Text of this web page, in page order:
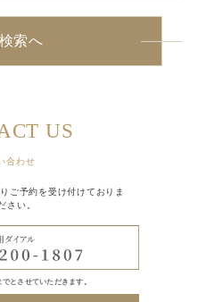
索へ
US
合わせ
ご予約を受け付けておりま
さい。
とさせていただきます。